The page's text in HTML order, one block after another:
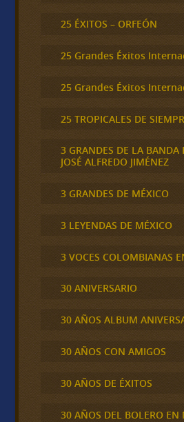
25 ÉXITOS – ORFEÓN
25 Grandes Éxitos
25 Grandes Éxitos
25 TROPICALES DE
3 GRANDES DE LA BANDA
JOSÉ ALFREDO JIMÉNEZ
3 GRANDES DE MÉXICO
3 LEYENDAS DE MÉXICO
3 VOCES COLOMBIANAS
30 ANIVERSARIO
30 AÑOS ALBUM
30 AÑOS CON AMIGOS
30 AÑOS DE ÉXITOS
30 AÑOS DEL BOLERO EN